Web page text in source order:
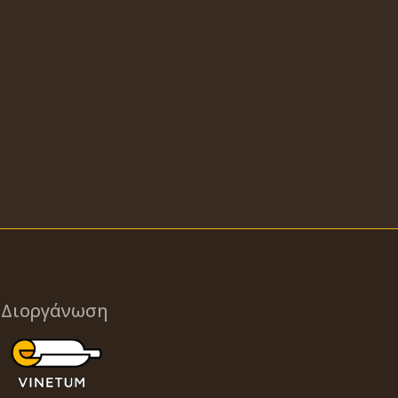
Διοργάνωση